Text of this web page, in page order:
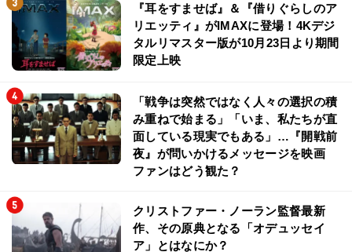
『耳をすませば』＆『借りぐらしのア
リエッティ』がIMAXに登場！4Kデジ
タルリマスター版が10月23日より期間
限定上映
「戦争は突然ではなく人々の選択の積
み重ねで始まる」「いま、私たちが直
面している現実でもある」…『開戦前
夜』が問いかけるメッセージを映画
ファンはどう観た？
クリストファー・ノーラン監督最新
作、その原典となる「オデュッセイ
ア」とはなにか？